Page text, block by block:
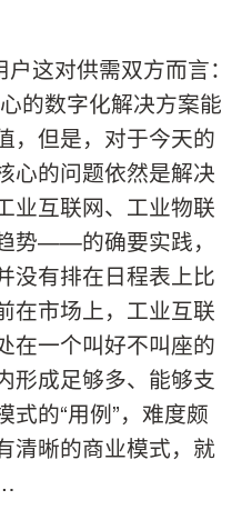
这对供需双方而言：
的数字化解决方案能
，但是，对于今天的
心的问题依然是解决
业互联网、工业物联
势——的确要实践，
没有排在日程表上比
在市场上，工业互联
在一个叫好不叫座的
形成足够多、能够支
的“用例”，难度颇
清晰的商业模式，就